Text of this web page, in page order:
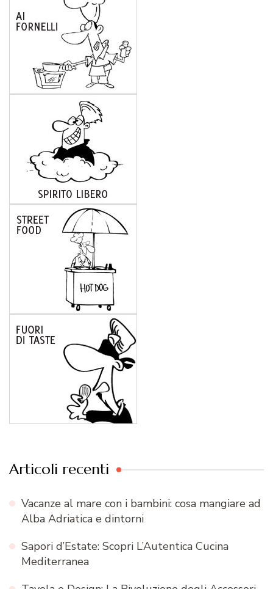
Articoli recenti
Vacanze al mare con i bambini: cosa mangiare ad
Alba Adriatica e dintorni
Sapori d’Estate: Scopri L’Autentica Cucina
Mediterranea